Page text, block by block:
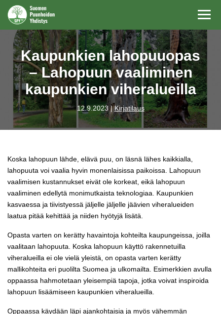
Kaupunkien lahopuuopas
– Lahopuun vaaliminen
kaupunkien viheralueilla
12.9.2023 |Kirjatilaus
Koska lahopuun lähde, elävä puu, on läsnä lähes kaikkialla,
lahopuuta voi vaalia hyvin monenlaisissa paikoissa. Lahopuun
vaalimisen kustannukset eivät ole korkeat, eikä lahopuun
vaaliminen edellytä monimutkaista teknologiaa. Kaupunkien
kasvaessa ja tiivistyessä jäljelle jäljelle jäävien viheralueiden
laatua pitää kehittää ja niiden hyötyjä lisätä.
Opasta varten on kerätty havaintoja kohteilta kaupungeissa, joilla
vaalitaan lahopuuta. Koska lahopuun käyttö rakennetuilla
viheralueilla ei ole vielä yleistä, on opasta varten kerätty
mallikohteita eri puolilta Suomea ja ulkomailta. Esimerkkien avulla
oppaassa hahmotetaan yleisempiä tapoja, jotka voivat inspiroida
lahopuun lisäämiseen kaupunkien viheralueilla.
Oppaassa käydään läpi ajankohtaisia ja myös vähemmän